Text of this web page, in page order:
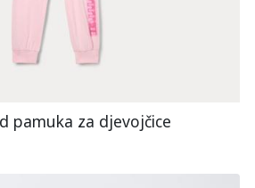
pamuka za djevojčice